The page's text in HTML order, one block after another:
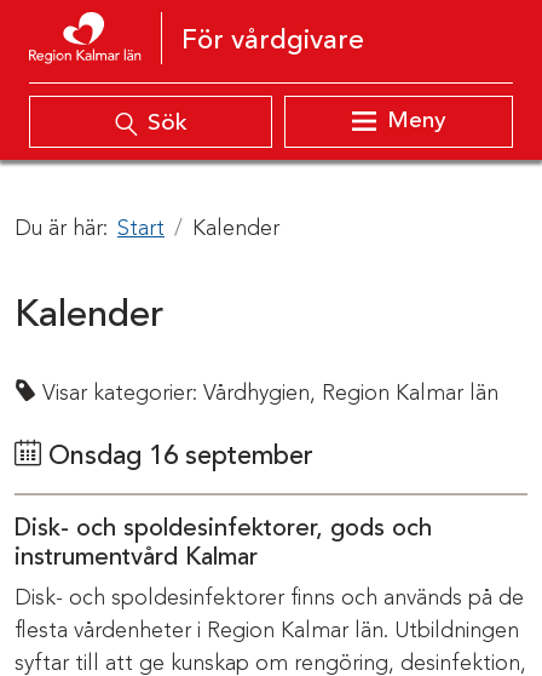
Hoppa till innehåll
För vårdgivare
Sök Meny
Du är här: Start Kalender
Kalender
Visar kategorier: Vårdhygien, Region Kalmar län
Onsdag 16 september
Disk- och spoldesinfektorer, gods och
instrumentvård Kalmar
Disk- och spoldesinfektorer finns och används på de
flesta vårdenheter i Region Kalmar län. Utbildningen
syftar till att ge kunskap om rengöring, desinfektion,